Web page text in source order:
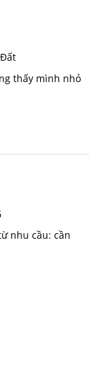
thấy mình nhỏ
nhu cầu: cần